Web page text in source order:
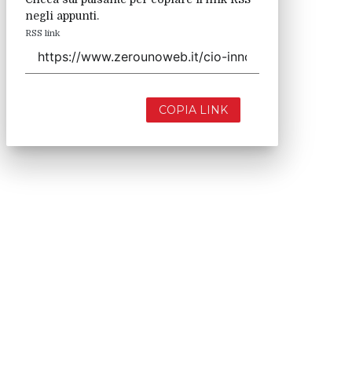
negli appunti.
RSS link
COPIA LINK